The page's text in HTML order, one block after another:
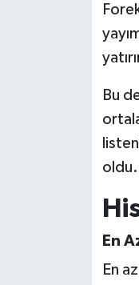
Bu
oldu.
En
En